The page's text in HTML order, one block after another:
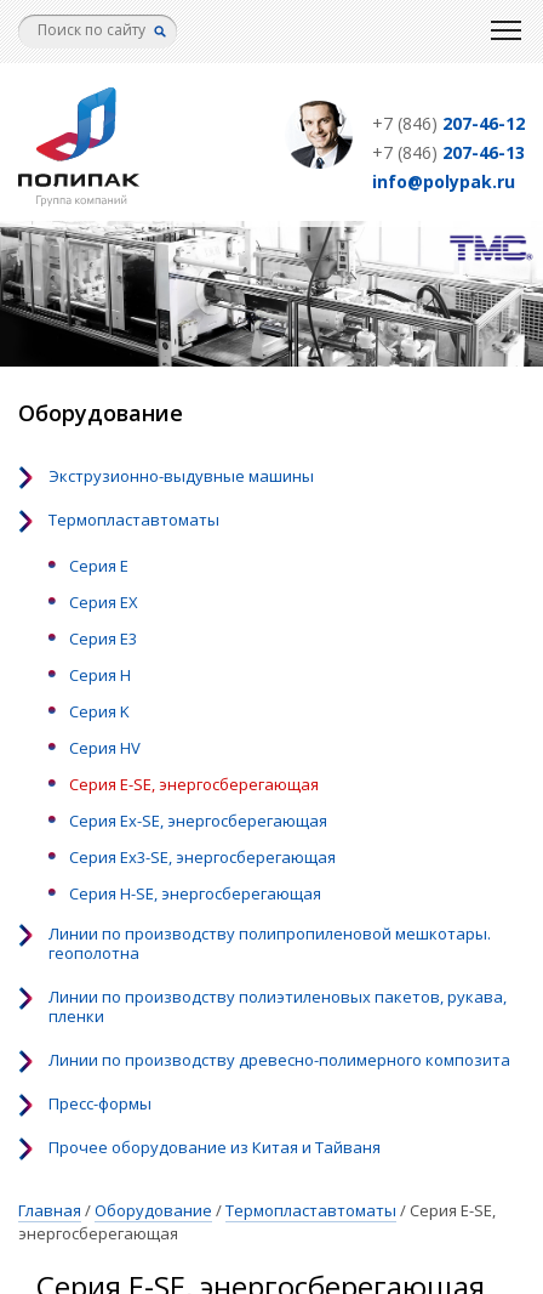
Перейти
к
+7 (846) 207-46-12
+7 (846) 207-46-13
info@polypak.ru
Оборудование
Экструзионно-выдувные машины
Термопластавтоматы
Серия Е
Серия EX
Серия Е3
Серия Н
Серия K
Серия HV
Серия E-SE, энергосберегающая
Серия Ex-SE, энергосберегающая
Серия Ex3-SE, энергосберегающая
Серия H-SE, энергосберегающая
Линии по производству полипропиленовой мешкотары.
геополотна
Линии по производству полиэтиленовых пакетов, рукава,
пленки
Линии по производству древесно-полимерного композита
Пресс-формы
Прочее оборудование из Китая и Тайваня
Главная /Оборудование /Термопластавтоматы / Серия E-SE,
энергосберегающая